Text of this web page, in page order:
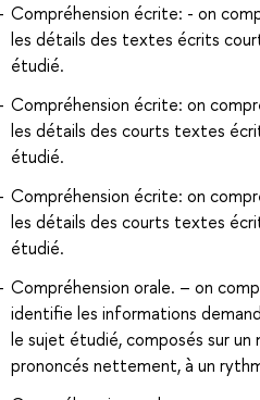
Compréhension écrite: - on
les détails des textes écrits
étudié.
Compréhension écrite: on
les détails des courts textes
étudié.
Compréhension écrite: on
les détails des courts textes
étudié.
Compréhension orale. – on
identifie les informations
le sujet étudié, composés sur
prononcés nettement, à un